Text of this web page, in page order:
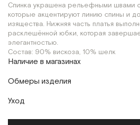
Спинка украшена рельефными швами
которые акцентируют линию спины и
изящества. Нижняя часть платья
расклешённой юбки, которая
элегантностью.
Состав: 90% вискоза, 10% шелк
Наличие в магазинах
Флагман
г. Москва, Малая Бронная 16
г. Москва, Малая Бронная 24/3
Обмеры изделия
Мерки, см
Уход